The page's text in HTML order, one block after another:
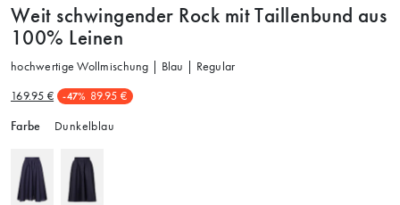
Weit schwingender Rock mit Taillenbund aus
100% Leinen
hochwertige Wollmischung | Blau | Regular
169.95 € -47% 89.95 €
Farbe Dunkelblau